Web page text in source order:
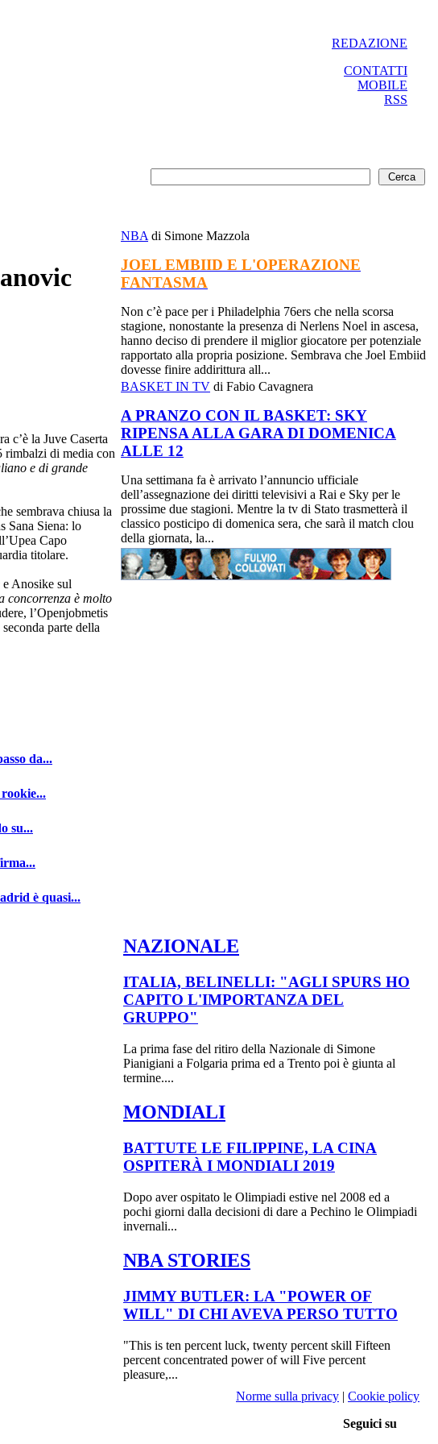
REDAZIONE
CONTATTI
MOBILE
RSS
c’è la Juve Caserta
rimbalzi di media con
e di grande
sembrava chiusa la
Sana Siena: lo
Capo
titolare.
Anosike sul
concorrenza è molto
l’Openjobmetis
seconda parte della
da...
su...
è quasi...
NBA di Simone Mazzola
JOEL EMBIID E L'OPERAZIONE
FANTASMA
Non c’è pace per i Philadelphia 76ers che nella scorsa
stagione, nonostante la presenza di Nerlens Noel in ascesa,
hanno deciso di prendere il miglior giocatore per potenziale
rapportato alla propria posizione. Sembrava che Joel Embiid
dovesse finire addirittura all...
BASKET IN TV di Fabio Cavagnera
A PRANZO CON IL BASKET: SKY
RIPENSA ALLA GARA DI DOMENICA
ALLE 12
Una settimana fa è arrivato l’annuncio ufficiale
dell’assegnazione dei diritti televisivi a Rai e Sky per le
prossime due stagioni. Mentre la tv di Stato trasmetterà il
classico posticipo di domenica sera, che sarà il match clou
della giornata, la...
NAZIONALE
ITALIA, BELINELLI: "AGLI SPURS HO
CAPITO L'IMPORTANZA DEL
GRUPPO"
La prima fase del ritiro della Nazionale di Simone
Pianigiani a Folgaria prima ed a Trento poi è giunta al
termine....
MONDIALI
BATTUTE LE FILIPPINE, LA CINA
OSPITERÀ I MONDIALI 2019
Dopo aver ospitato le Olimpiadi estive nel 2008 ed a
pochi giorni dalla decisioni di dare a Pechino le Olimpiadi
invernali...
NBA STORIES
JIMMY BUTLER: LA "POWER OF
WILL" DI CHI AVEVA PERSO TUTTO
"This is ten percent luck, twenty percent skill Fifteen
percent concentrated power of will Five percent
pleasure,...
Norme sulla privacy | Cookie policy
Seguici su